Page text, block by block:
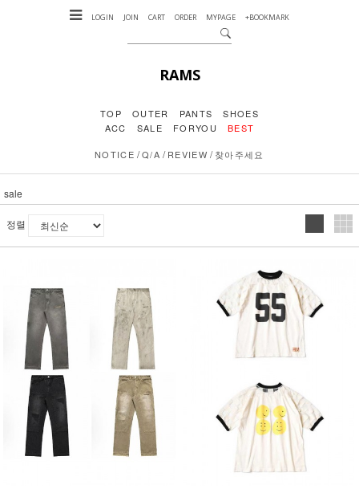
LOGIN JOIN CART ORDER MYPAGE +BOOKMARK
RAMS
TOP OUTER PANTS
SHOES
ACC
SALE FORYOU BEST
NOTICE /Q/A /REVIEW /찾아주세요
sale
정렬